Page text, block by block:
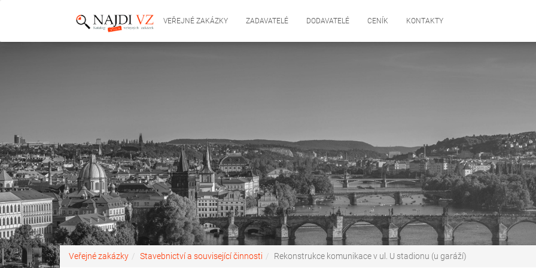
VEŘEJNÉ ZAKÁZKY ZADAVATELÉ DODAVATELÉ CENÍK KONTAKTY
Veřejné zakázky Stavebnictví a související činnosti Rekonstrukce komunikace v ul. U stadionu (u garáží)